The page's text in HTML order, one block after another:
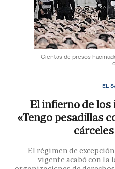
Cientos de presos
EL
El infierno de los
«Tengo pesadillas
El régimen de
vigente acabó con la